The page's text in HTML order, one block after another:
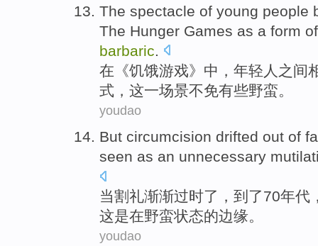
The spectacle of young people
The Hunger Games as a form
barbaric
在《饥饿游戏》中， 年轻人 之间
式 ， 这一场景不免有些野蛮 。
youdao
But circumcision drifted out of
seen as an unnecessary
当割礼渐渐过时了 ， 到了70年代
这是在野蛮状态的边缘。
youdao